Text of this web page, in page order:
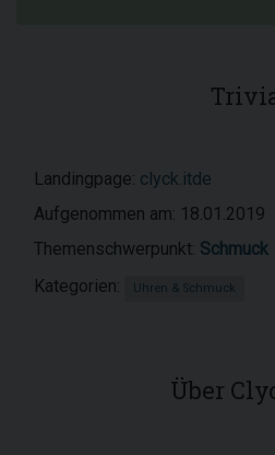
Landingpage: clyck.itde
Aufgenommen am: 18.01.2019
Themenschwerpunkt: Schmuck
Kategorien:
Uhren & Schmuck
Über